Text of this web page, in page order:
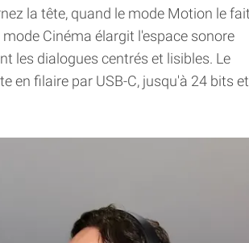
la tête, quand le mode Motion le fait
Cinéma élargit l'espace sonore
les dialogues centrés et lisibles. Le
en filaire par USB-C, jusqu'à 24 bits et